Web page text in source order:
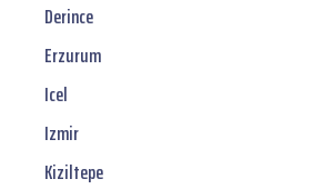
Derince
Erzurum
Icel
Izmir
Kiziltepe